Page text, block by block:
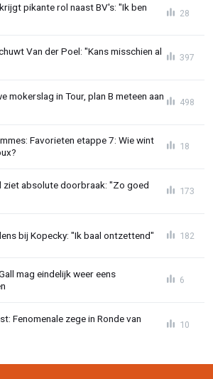
pikante rol naast BV's: "Ik ben
28
Van der Poel: "Kans misschien al
397
mokerslag in Tour, plan B meteen aan
498
Favorieten etappe 7: Wie wint
18
ziet absolute doorbraak: "Zo goed
173
bij Kopecky: "Ik baal ontzettend" 182
mag eindelijk weer eens
6
Fenomenale zege in Ronde van
10